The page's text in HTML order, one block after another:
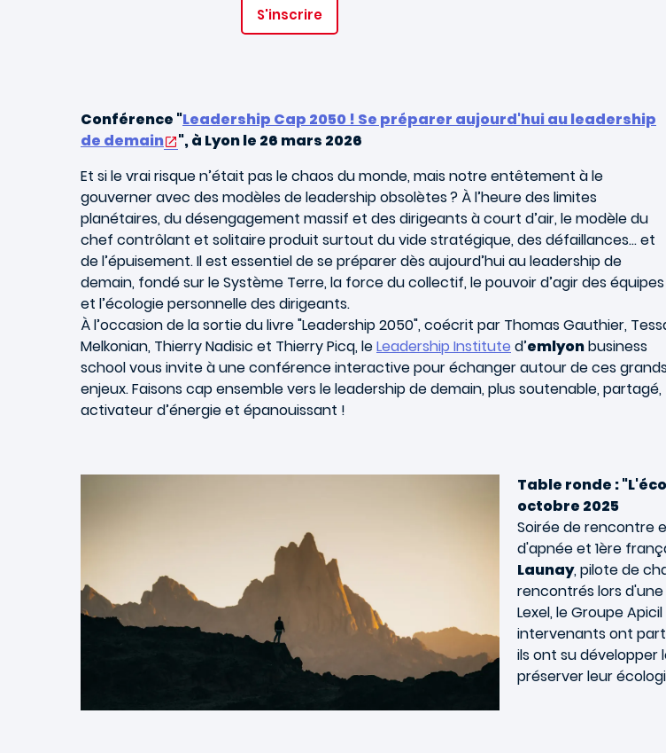
S'inscrire
Conférence "Leadership Cap 2050 ! Se préparer aujourd'hui au leadership
de demain
", à Lyon le 26 mars 2026
Et si le vrai risque n’était pas le chaos du monde, mais notre entêtement à le
gouverner avec des modèles de leadership obsolètes ? À l’heure des limites
planétaires, du désengagement massif et des dirigeants à court d’air, le modèle du
chef contrôlant et solitaire produit surtout du vide stratégique, des défaillances… et
de l’épuisement. Il est essentiel de se préparer dès aujourd’hui au leadership de
demain, fondé sur le Système Terre, la force du collectif, le pouvoir d’agir des équipes
et l’écologie personnelle des dirigeants.
À l’occasion de la sortie du livre "Leadership 2050", coécrit par Thomas Gauthier,
Melkonian, Thierry Nadisic et Thierry Picq, leLeadership Institute d’emlyonbusiness
school vous invite à une conférence interactive pour échanger autour de ces
enjeux. Faisons cap ensemble vers le leadership de demain, plus soutenable, partagé,
activateur d’énergie et épanouissant !
Table ronde :
octobre 2025
Soirée de rencontre
d'apnée et 1ère
Launay, pilote de
rencontrés lors
Lexel, le Groupe
intervenants ont
ils ont su développer
préserver leur